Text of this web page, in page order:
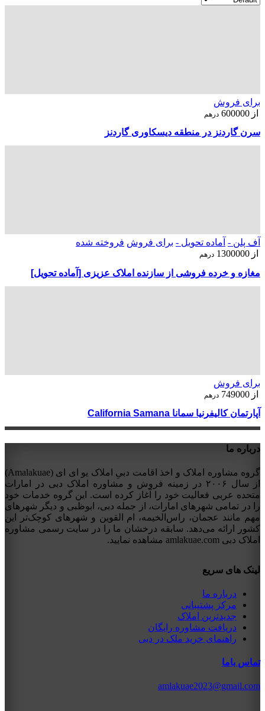
برای فروش
از 600000 درهم
سرن گاردنز در منطقه دیسکاوری گاردنز
آف پلن - آماده تحویل - برای فروش فروخته شده
از 1300000 درهم
مغازه و خرده فروشی از سازنده املاک عزیزی [آماده تحویل]
برای فروش
از 749000 درهم
آپارتمان کالیفرنیا سمانا California Samana
درباره ما
گروه مشاوره املاک و اخذ اقامت دبیِ املاک یو ای ای (Amalakuae)
از سال ۲۰۰۶ در زمینه فروش و مشاوره املاک دبی در امارات
متحده عربی فعالیت خود را آغاز کرده است. این گروه خدمات خود
را در تمامی شهرهای امارات، از جمله دبی، ابوظبی و دیگر شهرهای
مهم مانند عجمان، راس‌الخیمه، ام القوین و شهرهای کوچک‌تر این
کشور ارائه می‌دهد. سابقه درخشان ما را در سایت رسمی مشاوره
املاک دبی amlakuae.com مشاهده نمایید.
لینک های سریع
درباره ما
مرکز پشتیبانی
جدیدترین املاک
دریافت مشاوره رایگان
راهنمای خرید ملک در دبی
تماس باما
amlakuae2023@gmail.com